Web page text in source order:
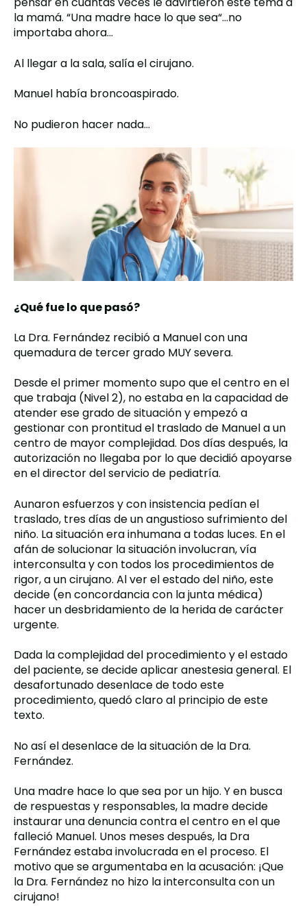
la mamá. “Una madre hace lo que sea“…no
importaba ahora…
Al llegar a la sala, salía el cirujano.
Manuel había broncoaspirado.
No pudieron hacer nada…
¿Qué fue lo que pasó?
La Dra. Fernández recibió a Manuel con una
quemadura de tercer grado MUY severa.
Desde el primer momento supo que el centro en el
que trabaja (Nivel 2), no estaba en la capacidad de
atender ese grado de situación y empezó a
gestionar con prontitud el traslado de Manuel a un
centro de mayor complejidad. Dos días después, la
autorización no llegaba por lo que decidió apoyarse
en el director del servicio de pediatría.
Aunaron esfuerzos y con insistencia pedían el
traslado, tres días de un angustioso sufrimiento del
niño. La situación era inhumana a todas luces. En el
afán de solucionar la situación involucran, vía
interconsulta y con todos los procedimientos de
rigor, a un cirujano. Al ver el estado del niño, este
decide (en concordancia con la junta médica)
hacer un desbridamiento de la herida de carácter
urgente.
Dada la complejidad del procedimiento y el estado
del paciente, se decide aplicar anestesia general. El
desafortunado desenlace de todo este
procedimiento, quedó claro al principio de este
texto.
No así el desenlace de la situación de la Dra.
Fernández.
Una madre hace lo que sea por un hijo. Y en busca
de respuestas y responsables, la madre decide
instaurar una denuncia contra el centro en el que
falleció Manuel. Unos meses después, la Dra
Fernández estaba involucrada en el proceso. El
motivo que se argumentaba en la acusación: ¡Que
la Dra. Fernández no hizo la interconsulta con un
cirujano!